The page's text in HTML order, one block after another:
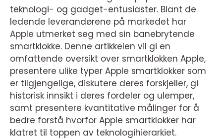
teknologi- og gadget-entusiaster. Blant de
ledende leverandørene på markedet har
Apple utmerket seg med sin banebrytende
smartklokke. Denne artikkelen vil gi en
omfattende oversikt over smartklokken Apple,
presentere ulike typer Apple smartklokker som
er tilgjengelige, diskutere deres forskjeller, gi
historisk innsikt i deres fordeler og ulemper,
samt presentere kvantitative målinger for å
bedre forstå hvorfor Apple smartklokker har
klatret til toppen av teknologihierarkiet.